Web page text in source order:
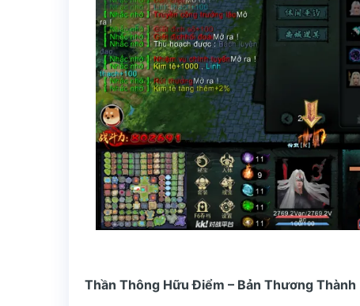
Thần Thông Hữu Điểm – Bản Thương